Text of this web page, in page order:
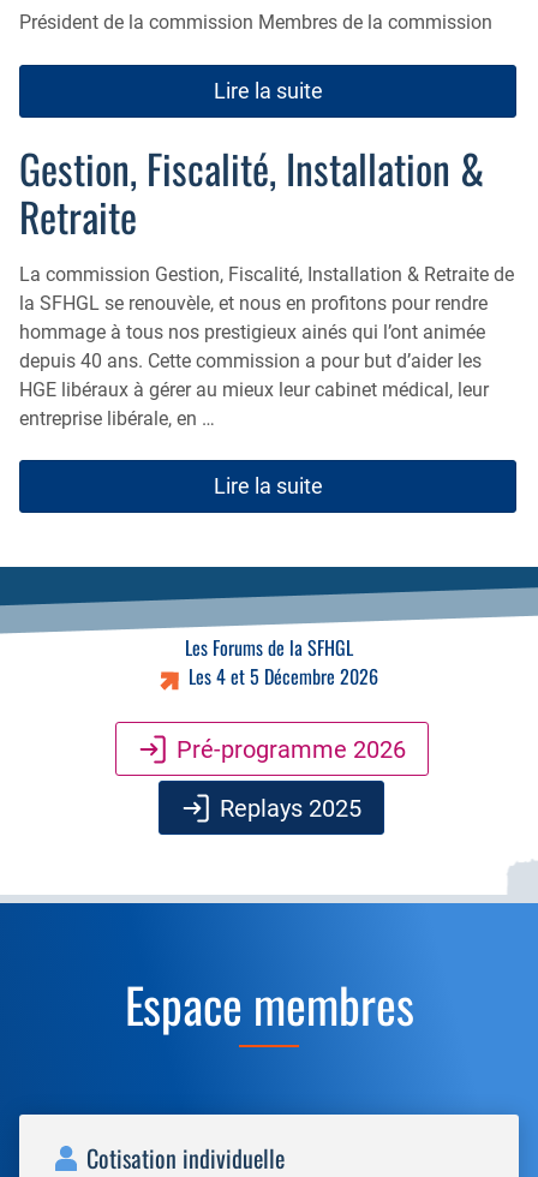
Président de la commission Membres de la commission
Lire la suite
Gestion, Fiscalité, Installation &
Retraite
La commission Gestion, Fiscalité, Installation & Retraite de
la SFHGL se renouvèle, et nous en profitons pour rendre
hommage à tous nos prestigieux ainés qui l’ont animée
depuis 40 ans. Cette commission a pour but d’aider les
HGE libéraux à gérer au mieux leur cabinet médical, leur
entreprise libérale, en …
Lire la suite
Les Forums de la SFHGL
Les 4 et 5 Décembre 2026
Pré-programme 2026
Replays 2025
Espace membres
Cotisation individuelle